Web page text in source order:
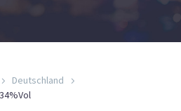
Deutschland